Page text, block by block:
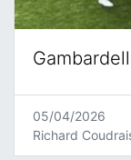
05/04/2026
Richard